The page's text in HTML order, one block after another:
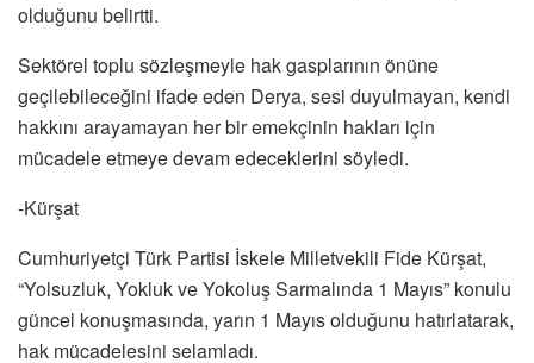
olduğunu belirtti.
Sektörel toplu sözleşmeyle hak gasplarının önüne
geçilebileceğini ifade eden Derya, sesi duyulmayan, kendi
hakkını arayamayan her bir emekçinin hakları için
mücadele etmeye devam edeceklerini söyledi.
-Kürşat
Cumhuriyetçi Türk Partisi İskele Milletvekili Fide Kürşat,
“Yolsuzluk, Yokluk ve Yokoluş Sarmalında 1 Mayıs” konulu
güncel konuşmasında, yarın 1 Mayıs olduğunu hatırlatarak,
hak mücadelesini selamladı.